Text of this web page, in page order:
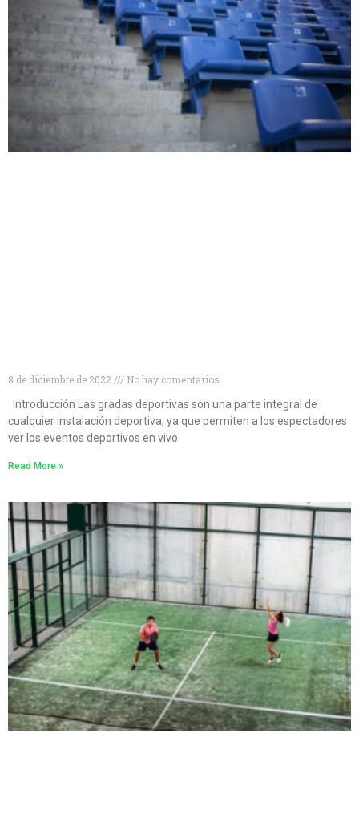
8 de diciembre de 2022
No hay comentarios
Introducción Las gradas deportivas son una parte integral de
cualquier instalación deportiva, ya que permiten a los espectadores
ver los eventos deportivos en vivo.
Read More »